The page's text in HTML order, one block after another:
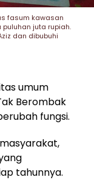
fasum kawasan
puluhan juta rupiah.
dan dibubuhi
umum
Berombak
fungsi.
tahunnya.